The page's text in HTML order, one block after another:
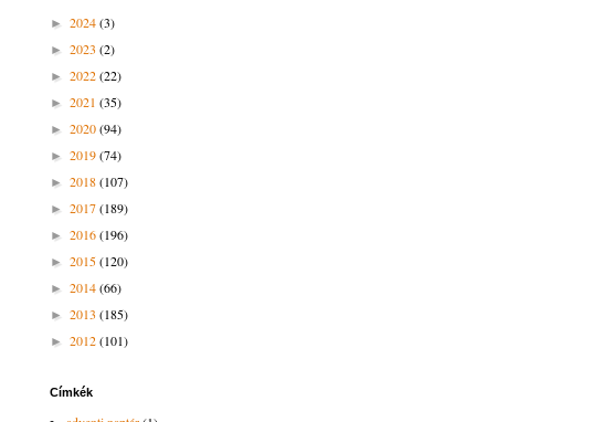
► 2024(3)
► 2023 (2)
► 2022(22)
► 2021 (35)
► 2020(94)
► 2019(74)
► 2018(107)
► 2017(189)
► 2016(196)
► 2015(120)
► 2014(66)
► 2013 (185)
► 2012(101)
Címkék